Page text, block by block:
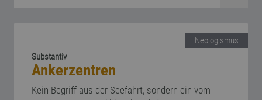
Neologismus
Substantiv
Ankerzentren
Kein Begriff aus der Seefahrt, sondern ein vom